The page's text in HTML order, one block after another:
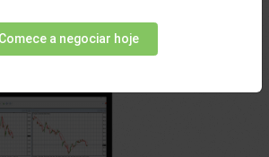
ou taxas escondidas
Comece a negociar hoje